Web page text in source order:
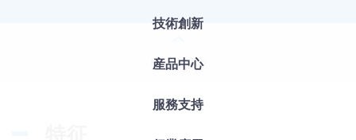
技術創新
産品中心
服務支持
Product Top